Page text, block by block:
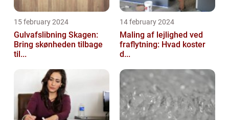
15 february 2024
Gulvafslibning Skagen:
Bring skønheden tilbage
til...
14 february 2024
Maling af lejlighed ved
fraflytning: Hvad koster
d...